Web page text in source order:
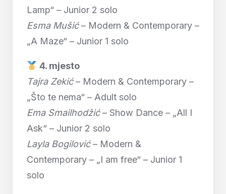
Lamp“ – Junior 2 solo
Esma Mušić– Modern & Contemporary –
„A Maze“ – Junior 1 solo
4. mjesto
Tajra Zekić– Modern & Contemporary –
„Što te nema“ – Adult solo
Ema Smailhodžić– Show Dance – „All I
Ask“ – Junior 2 solo
Layla Bogilović– Modern &
Contemporary – „I am free“ – Junior 1
solo